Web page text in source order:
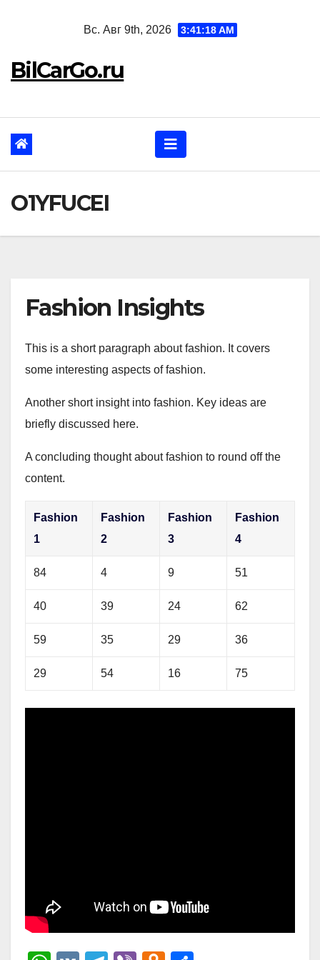
Вс. Авг 9th, 2026 3:41:19 AM
BilCarGo.ru
O1YFUCEI
Fashion Insights
This is a short paragraph about fashion. It covers
some interesting aspects of fashion.
Another short insight into fashion. Key ideas are
briefly discussed here.
A concluding thought about fashion to round off the
content.
Fashion
1
Fashion
2
Fashion
3
Fashion
4
84 4 9 51
40 39 24 62
59 35 29 36
29 54 16 75